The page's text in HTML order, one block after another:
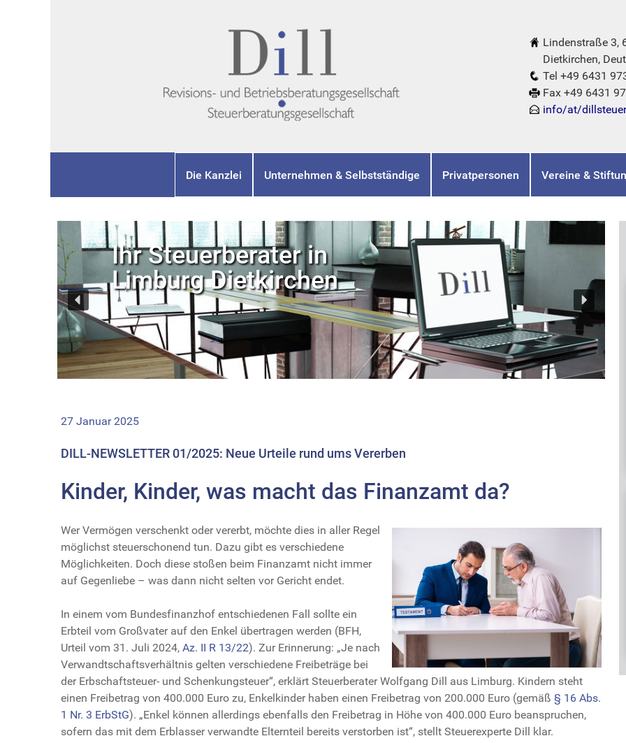
Lindenstraße 3,
Dietkirchen,
Tel +49 6431
Fax +49 6431
info/at/
Die Kanzlei Unternehmen & Selbstständige Privatpersonen Vereine &
Ihr Steuerberater in
Limburg Dietkirchen
27 Januar 2025
DILL-NEWSLETTER 01/2025: Neue Urteile rund ums Vererben
Kinder, Kinder, was macht das Finanzamt da?
Wer Vermögen verschenkt oder vererbt, möchte dies in aller Regel
möglichst steuerschonend tun. Dazu gibt es verschiedene
Möglichkeiten. Doch diese stoßen beim Finanzamt nicht immer
auf Gegenliebe – was dann nicht selten vor Gericht endet.
In einem vom Bundesfinanzhof entschiedenen Fall sollte ein
Erbteil vom Großvater auf den Enkel übertragen werden (BFH,
Urteil vom 31. Juli 2024, Az. II R 13/22). Zur Erinnerung: „Je nach
Verwandtschaftsverhältnis gelten verschiedene Freibeträge bei
der Erbschaftsteuer- und Schenkungsteuer“, erklärt Steuerberater Wolfgang Dill aus Limburg. Kindern steht
einen Freibetrag von 400.000 Euro zu, Enkelkinder haben einen Freibetrag von 200.000 Euro (gemäß § 16 Abs.
1 Nr. 3 ErbStG). „Enkel können allerdings ebenfalls den Freibetrag in Höhe von 400.000 Euro beanspruchen,
sofern das mit dem Erblasser verwandte Elternteil bereits verstorben ist“, stellt Steuerexperte Dill klar.